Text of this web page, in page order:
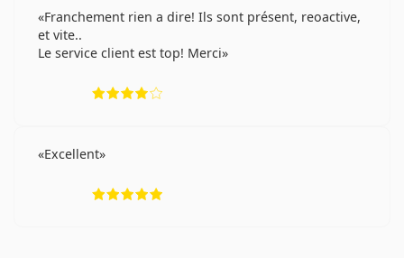
Franchement rien a dire! Ils sont présent, reoactive,
et vite..
Le service client est top! Merci
Excellent